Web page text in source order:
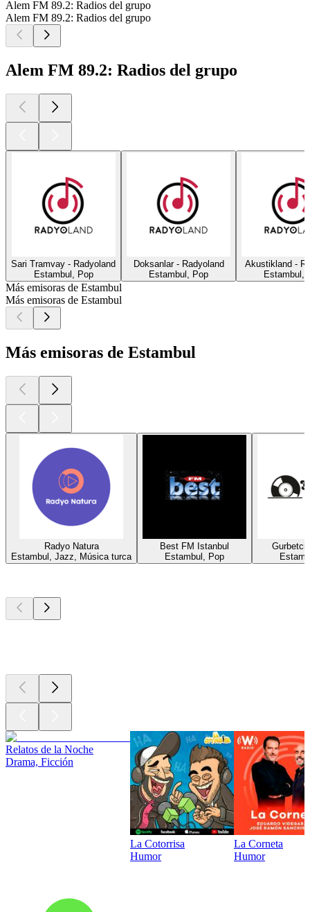
Alem FM 89.2: Radios del grupo
Alem FM 89.2: Radios del grupo
Alem FM 89.2: Radios del grupo
Sari Tramvay - Radyoland
Estambul, Pop
Doksanlar - Radyoland
Estambul, Pop
Akustikland -
Estambul,
Más emisoras de Estambul
Más emisoras de Estambul
Más emisoras de Estambul
Radyo Natura
Estambul, Jazz, Música turca
Best FM Istanbul
Estambul, Pop
Gurbetci
Relatos de la Noche
Drama, Ficción
La Cotorrisa
Humor
La Corneta
Humor